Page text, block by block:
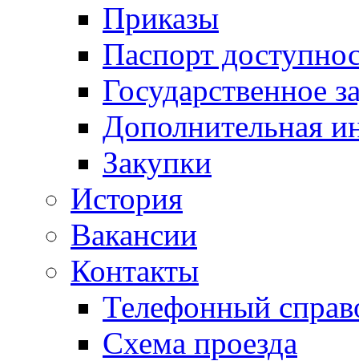
Приказы
Паспорт
Государственное
Дополнительная
Закупки
История
Вакансии
Контакты
Телефонный
Схема проезда